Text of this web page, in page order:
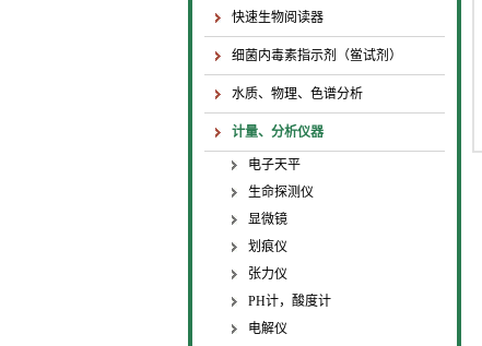
快速生物阅读器
细菌内毒素指示剂（鲎试剂）
水质、物理、色谱分析
计量、分析仪器
电子天平
生命探测仪
显微镜
划痕仪
张力仪
PH计，酸度计
电解仪